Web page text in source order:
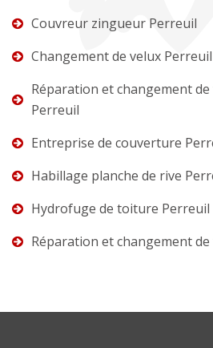
Couvreur zingueur Perreuil
Changement de velux Perreuil
Réparation et changement
Perreuil
Entreprise de couverture
Habillage planche de rive
Hydrofuge de toiture Perreuil
Réparation et changement